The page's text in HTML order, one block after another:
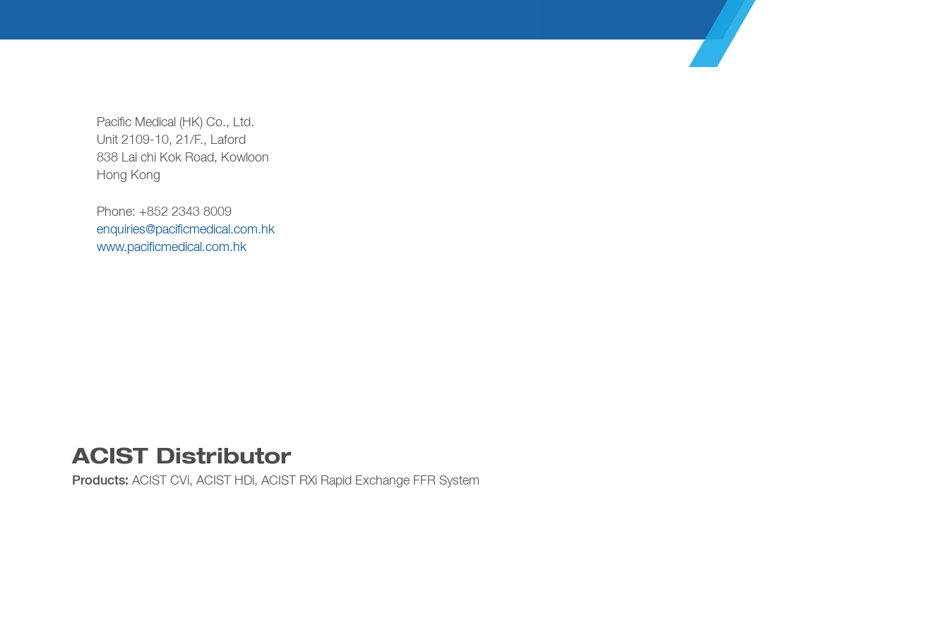
Pacific Medical (HK) Co., Ltd.
Unit 2109-10, 21/F., Laford
838 Lai chi Kok Road, Kowloon
Hong Kong
Phone: +852 2343 8009
enquiries@pacificmedical.com.hk
www.pacificmedical.com.hk
ACIST Distributor
Products: ACIST CVi, ACIST HDi, ACIST RXi Rapid Exchange FFR System